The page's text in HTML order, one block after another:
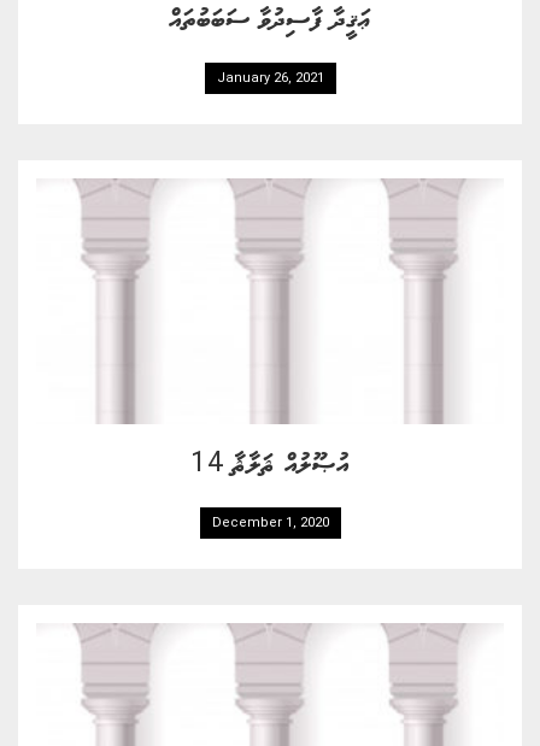
ޢަޤީދާ ފާސިދުވާ ސަބަބުތައް
January 26, 2021
އުޞޫލުއް ޘަލާޘާ 14
December 1, 2020